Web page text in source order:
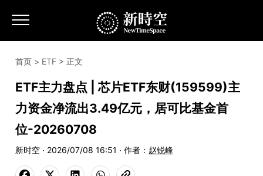
首页 > ETF > 正文
ETF主力盘点 | 芯片ETF东财(159599)主
力资金净流出3.49亿元，居可比基金首
位-20260708
新时空 · 2026/07/08 16:51 · 作者： 赵锐峰